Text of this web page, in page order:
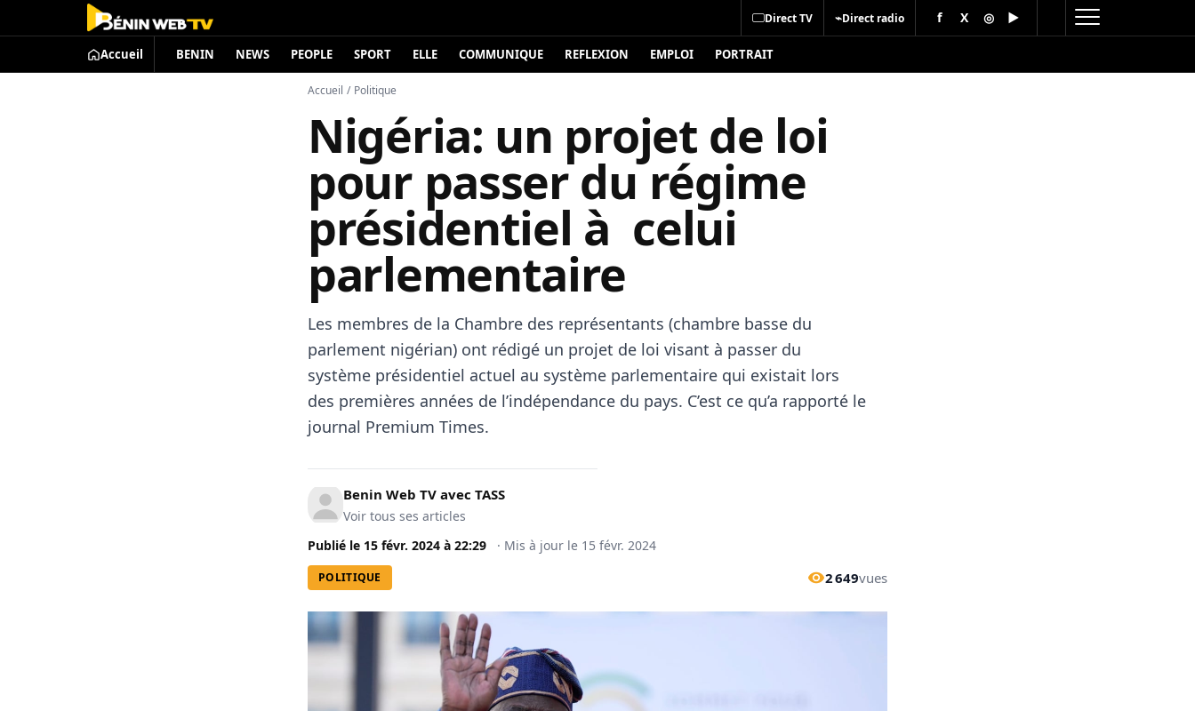
Direct TV ⌁Direct radio f X ◎ ▶
Accueil BENIN NEWS PEOPLE SPORT ELLE COMMUNIQUE REFLEXION EMPLOI PORTRAIT
Accueil / Politique
Nigéria: un projet de loi
pour passer du régime
présidentiel à celui
parlementaire
Les membres de la Chambre des représentants (chambre basse du
parlement nigérian) ont rédigé un projet de loi visant à passer du
système présidentiel actuel au système parlementaire qui existait lors
des premières années de l’indépendance du pays. C’est ce qu’a rapporté le
journal Premium Times.
Benin Web TV avec TASS
Voir tous ses articles
Publié le 15 févr. 2024 à 22:29 · Mis à jour le 15 févr. 2024
POLITIQUE 2 649vues